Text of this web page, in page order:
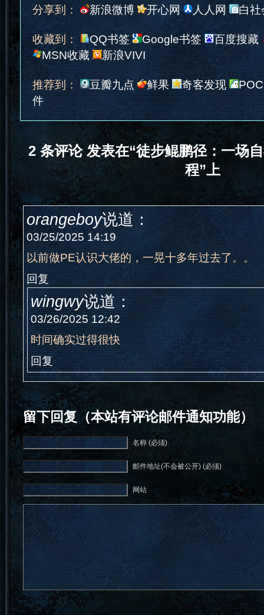
分享到： 新浪微博 开心网 人人网 白社
收藏到： QQ书签 Google书签
百度搜藏
MSN收藏
新浪VIVI
推荐到： 豆瓣九点 鲜果 奇客发现
件
2 条评论 发表在“徒步鲲鹏径：一场
程”上
orangeboy说道：
03/25/2025 14:19
以前做PE认识大佬的，一晃十多年过去了。。
回复
wingwy说道：
03/26/2025 12:42
时间确实过得很快
回复
留下回复（本站有评论邮件通知功能）
名称 (必须)
邮件地址(不会被公开) (必须)
网站